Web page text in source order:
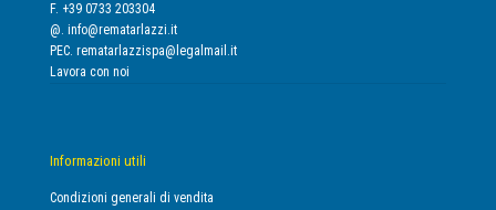
F. +39 0733 203304
@. info@rematarlazzi.it
PEC. rematarlazzispa@legalmail.it
Lavora con noi
Informazioni utili
Condizioni generali di vendita